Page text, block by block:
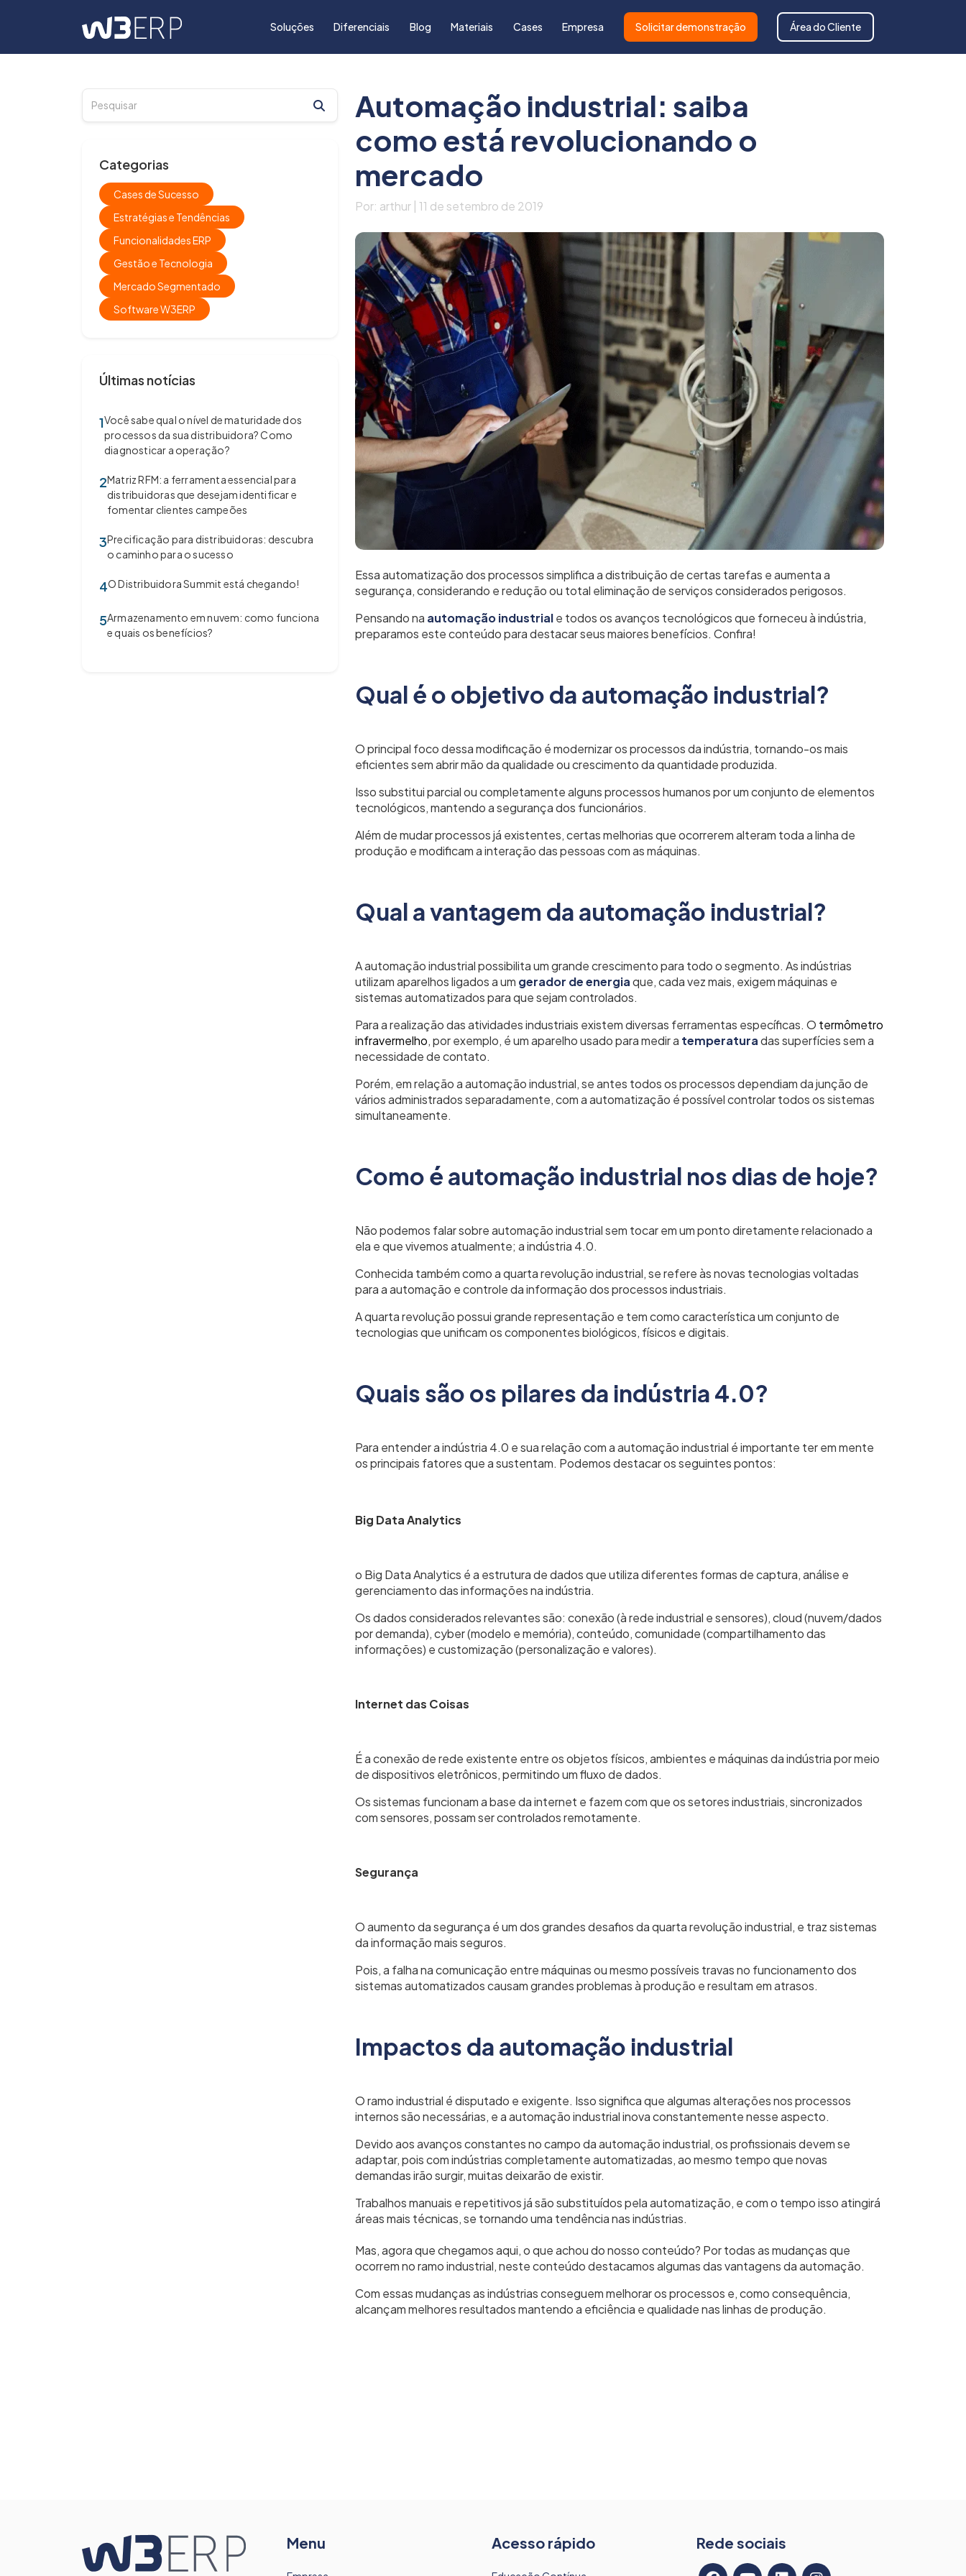
Soluções Diferenciais Blog Materiais Cases Empresa Solicitar demonstração Área do Cliente
Categorias
Cases de Sucesso
Estratégias e Tendências
Funcionalidades ERP
Gestão e Tecnologia
Mercado Segmentado
Software W3ERP
Últimas notícias
1Você sabe qual o nível de maturidade dos
processos da sua distribuidora? Como
diagnosticar a operação?
2Matriz RFM: a ferramenta essencial para
distribuidoras que desejam identificar e
fomentar clientes campeões
3Precificação para distribuidoras: descubra
o caminho para o sucesso
4O Distribuidora Summit está chegando!
5Armazenamento em nuvem: como funciona
e quais os benefícios?
Automação industrial: saiba
como está revolucionando o
mercado
Por: arthur | 11 de setembro de 2019
Essa automatização dos processos simplifica a distribuição de certas tarefas e aumenta a
segurança, considerando e redução ou total eliminação de serviços considerados perigosos.
Pensando na automação industriale todos os avanços tecnológicos que forneceu à indústria,
preparamos este conteúdo para destacar seus maiores benefícios. Confira!
Qual é o objetivo da automação industrial?
O principal foco dessa modificação é modernizar os processos da indústria, tornando-os mais
eficientes sem abrir mão da qualidade ou crescimento da quantidade produzida.
Isso substitui parcial ou completamente alguns processos humanos por um conjunto de elementos
tecnológicos, mantendo a segurança dos funcionários.
Além de mudar processos já existentes, certas melhorias que ocorrerem alteram toda a linha de
produção e modificam a interação das pessoas com as máquinas.
Qual a vantagem da automação industrial?
A automação industrial possibilita um grande crescimento para todo o segmento. As indústrias
utilizam aparelhos ligados a um gerador de energiaque, cada vez mais, exigem máquinas e
sistemas automatizados para que sejam controlados.
Para a realização das atividades industriais existem diversas ferramentas específicas. O termômetro
infravermelho, por exemplo, é um aparelho usado para medir a temperaturadas superfícies sem a
necessidade de contato.
Porém, em relação a automação industrial, se antes todos os processos dependiam da junção de
vários administrados separadamente, com a automatização é possível controlar todos os sistemas
simultaneamente.
Como é automação industrial nos dias de hoje?
Não podemos falar sobre automação industrial sem tocar em um ponto diretamente relacionado a
ela e que vivemos atualmente; a indústria 4.0.
Conhecida também como a quarta revolução industrial, se refere às novas tecnologias voltadas
para a automação e controle da informação dos processos industriais.
A quarta revolução possui grande representação e tem como característica um conjunto de
tecnologias que unificam os componentes biológicos, físicos e digitais.
Quais são os pilares da indústria 4.0?
Para entender a indústria 4.0 e sua relação com a automação industrial é importante ter em mente
os principais fatores que a sustentam. Podemos destacar os seguintes pontos:
Big Data Analytics
o Big Data Analytics é a estrutura de dados que utiliza diferentes formas de captura, análise e
gerenciamento das informações na indústria.
Os dados considerados relevantes são: conexão (à rede industrial e sensores), cloud (nuvem/dados
por demanda), cyber (modelo e memória), conteúdo, comunidade (compartilhamento das
informações) e customização (personalização e valores).
Internet das Coisas
É a conexão de rede existente entre os objetos físicos, ambientes e máquinas da indústria por meio
de dispositivos eletrônicos, permitindo um fluxo de dados.
Os sistemas funcionam a base da internet e fazem com que os setores industriais, sincronizados
com sensores, possam ser controlados remotamente.
Segurança
O aumento da segurança é um dos grandes desafios da quarta revolução industrial, e traz sistemas
da informação mais seguros.
Pois, a falha na comunicação entre máquinas ou mesmo possíveis travas no funcionamento dos
sistemas automatizados causam grandes problemas à produção e resultam em atrasos.
Impactos da automação industrial
O ramo industrial é disputado e exigente. Isso significa que algumas alterações nos processos
internos são necessárias, e a automação industrial inova constantemente nesse aspecto.
Devido aos avanços constantes no campo da automação industrial, os profissionais devem se
adaptar, pois com indústrias completamente automatizadas, ao mesmo tempo que novas
demandas irão surgir, muitas deixarão de existir.
Trabalhos manuais e repetitivos já são substituídos pela automatização, e com o tempo isso atingirá
áreas mais técnicas, se tornando uma tendência nas indústrias.
Mas, agora que chegamos aqui, o que achou do nosso conteúdo? Por todas as mudanças que
ocorrem no ramo industrial, neste conteúdo destacamos algumas das vantagens da automação.
Com essas mudanças as indústrias conseguem melhorar os processos e, como consequência,
alcançam melhores resultados mantendo a eficiência e qualidade nas linhas de produção.
Menu Acesso rápido Rede sociais